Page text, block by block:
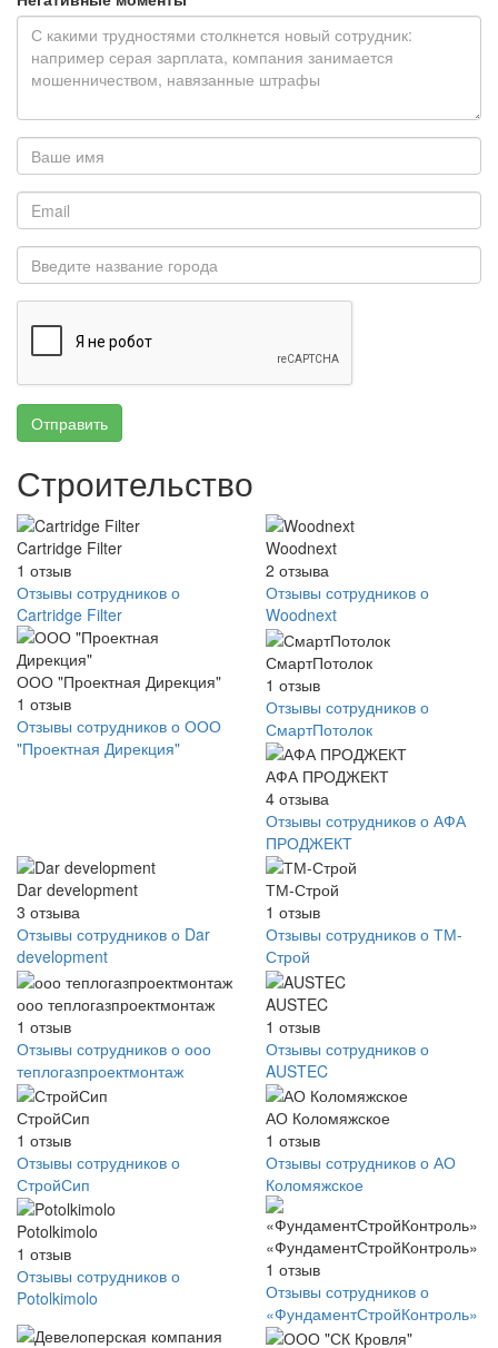
Отправить
Строительство
Cartridge Filter
1 отзыв
Отзывы сотрудников о
Cartridge Filter
Woodnext
2 отзыва
Отзывы сотрудников о
Woodnext
ООО "Проектная Дирекция"
1 отзыв
Отзывы сотрудников о ООО
"Проектная Дирекция"
СмартПотолок
1 отзыв
Отзывы сотрудников о
СмартПотолок
АФА ПРОДЖЕКТ
4 отзыва
Отзывы сотрудников о АФА
ПРОДЖЕКТ
Dar development
3 отзыва
Отзывы сотрудников о Dar
development
ТМ-Строй
1 отзыв
Отзывы сотрудников о ТМ-
Строй
ооо теплогазпроектмонтаж
1 отзыв
Отзывы сотрудников о ооо
теплогазпроектмонтаж
AUSTEC
1 отзыв
Отзывы сотрудников о
AUSTEC
СтройСип
1 отзыв
Отзывы сотрудников о
СтройСип
АО Коломяжское
1 отзыв
Отзывы сотрудников о АО
Коломяжское
Potolkimolo
1 отзыв
Отзывы сотрудников о
Potolkimolo
«ФундаментСтройКонтроль»
1 отзыв
Отзывы сотрудников о
«ФундаментСтройКонтроль»